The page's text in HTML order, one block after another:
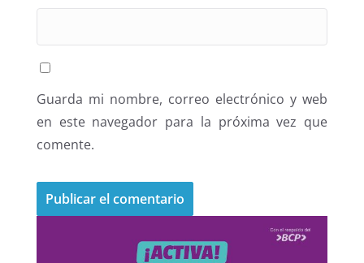
Guarda mi nombre, correo electrónico y web
en este navegador para la próxima vez que
comente.